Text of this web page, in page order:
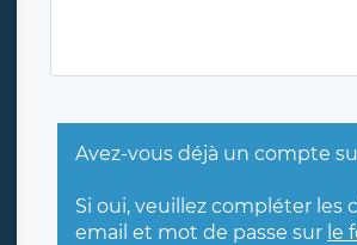
Avez-vous déjà un compte
Si oui, veuillez compléter les
email et mot de passe sur le